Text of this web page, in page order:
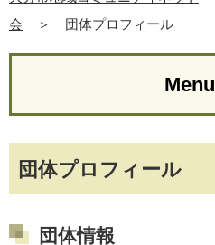
会
＞ 団体プロフィール
団体プロフィール
団体情報
Menu